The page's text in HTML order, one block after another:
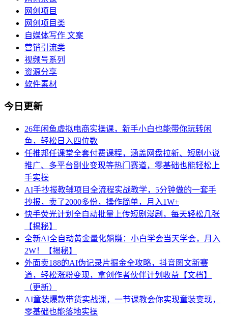
网创项目
网创项目类
自媒体写作 文案
营销引流类
视频号系列
资源分享
软件素材
今日更新
26年闲鱼虚拟电商实操课，新手小白也能带你玩转闲
鱼，轻松日入四位数
任推邦任课堂全套付费课程，涵盖网盘拉新、短剧小说
推广、多平台副业变现等热门赛道，零基础也能轻松上
手实操
AI手抄报教辅项目全流程实战教学，5分钟做的一套手
抄报，卖了2000多份，操作简单，月入1W+
快手荧光计划全自动批量上传短剧漫剧，每天轻松几张
【揭秘】
全新AI全自动黄金量化躺賺：小白学会当天学会，月入
2W！【揭秘】
外面卖188的AI伪记录片掘金全攻略，抖音图文新赛
道，轻松涨粉变现，拿创作者伙伴计划收益【文档】
（更新）
AI童装爆款带货实战课，一节课教会你实现童装变现，
零基础也能落地实操